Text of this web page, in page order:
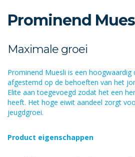
Prominend
Maximale groei
Prominend Muesli is een hoogwaardig
afgestemd op de behoeften van het
Elite aan toegevoegd zodat het een
heeft. Het hoge eiwit aandeel zorgt
jeugdgroei.
Product eigenschappen